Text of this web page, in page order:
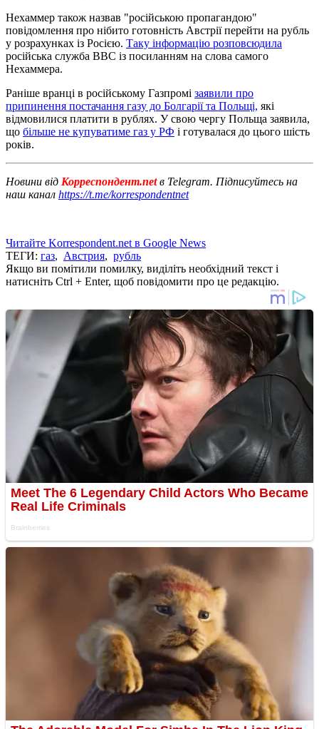
Нехаммер також назвав "російською пропагандою"
повідомлення про нібито готовність Австрії перейти на рубль
у розрахунках із Росією. Таку інформацію розповсюдила
російська служба ВВС із посиланням на слова самого
Нехаммера.
Раніше вранці в російському Газпромі заявили про
припинення постачання газу до Болгарії та Польщі, які
відмовилися платити в рублях. У свою чергу Польща заявила,
що більше не купуватиме газ у РФ і готувалася до цього шість
років.
Новини від Корреспондент.netв Telegram. Підписуйтесь на
наш канал https://t.me/korrespondentnet
Читайте Korrespondent.net в Google News
ТЕГИ: газ, Австрия, рубль
Якщо ви помітили помилку, виділіть необхідний текст і
натисніть Ctrl + Enter, щоб повідомити про це редакцію.